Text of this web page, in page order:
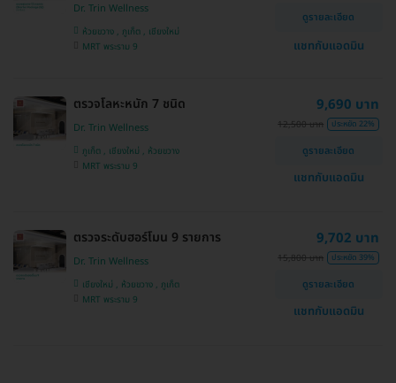
Dr. Trin Wellness
ห้วยขวาง , ภูเก็ต , เชียงใหม่
MRT พระราม 9
ดูรายละเอียด
แชทกับแอดมิน
ตรวจโลหะหนัก 7 ชนิด
Dr. Trin Wellness
ภูเก็ต , เชียงใหม่ , ห้วยขวาง
MRT พระราม 9
9,690 บาท
12,500 บาท ประหยัด 22%
ดูรายละเอียด
แชทกับแอดมิน
ตรวจระดับฮอร์โมน 9 รายการ
Dr. Trin Wellness
เชียงใหม่ , ห้วยขวาง , ภูเก็ต
MRT พระราม 9
9,702 บาท
15,800 บาท ประหยัด 39%
ดูรายละเอียด
แชทกับแอดมิน